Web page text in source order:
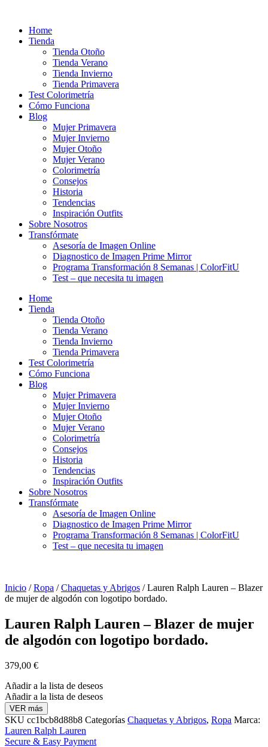
contenidoHome
Tienda
Tienda Otoño
Tienda Verano
Tienda Invierno
Tienda Primavera
Test Colorimetría
Cómo Funciona
Blog
Mujer Primavera
Mujer Invierno
Mujer Otoño
Mujer Verano
Colorimetría
Consejos
Historia
Tendencias
Inspiración Outfits
Sobre Nosotros
Transfórmate
Asesoría de Imagen Online
Diagnostico de Imagen Prime Mirror
Programa Transformación 8 Semanas | ColorFitU
Test – que necesita tu imagen
Home
Tienda
Tienda Otoño
Tienda Verano
Tienda Invierno
Tienda Primavera
Test Colorimetría
Cómo Funciona
Blog
Mujer Primavera
Mujer Invierno
Mujer Otoño
Mujer Verano
Colorimetría
Consejos
Historia
Tendencias
Inspiración Outfits
Sobre Nosotros
Transfórmate
Asesoría de Imagen Online
Diagnostico de Imagen Prime Mirror
Programa Transformación 8 Semanas | ColorFitU
Test – que necesita tu imagen
Inicio /Ropa /Chaquetas y Abrigos / Lauren Ralph Lauren – Blazer
de mujer de algodón con logotipo bordado.
Lauren Ralph Lauren – Blazer de mujer
de algodón con logotipo bordado.
379,00 €
Añadir a la lista de deseos
Añadir a la lista de deseos
VER más
SKU cc1bcb8d88b8 Categorías Chaquetas y Abrigos, Ropa Marca:
Lauren Ralph Lauren
Secure & Easy Payment